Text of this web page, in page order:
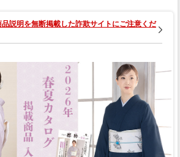
説明を無断掲載した詐欺サイトにご注意くだ